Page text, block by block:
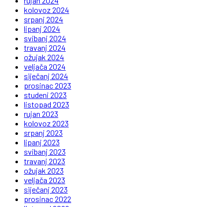
kolovoz 2024
srpanj 2024
lipanj 2024
svibanj 2024
travanj 2024
ožujak 2024
veljača 2024
siječanj 2024
prosinac 2023
studeni 2023
listopad 2023
rujan 2023
kolovoz 2023
srpanj 2023
lipanj 2023
svibanj 2023
travanj 2023
ožujak 2023
veljača 2023
siječanj 2023
prosinac 2022